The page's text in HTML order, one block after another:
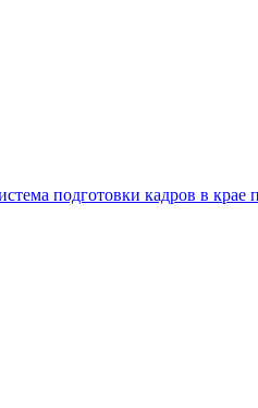
подготовки кадров в